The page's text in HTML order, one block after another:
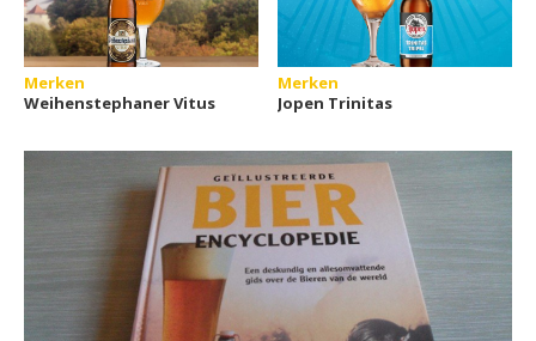
Merken
Weihenstephaner Vitus
Merken
Jopen Trinitas